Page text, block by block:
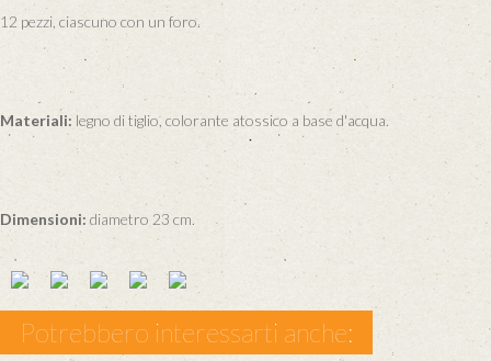
12 pezzi, ciascuno con un foro.
Materiali: legno di tiglio, colorante atossico a base d'acqua.
Dimensioni: diametro 23 cm.
Potrebbero interessarti anche: